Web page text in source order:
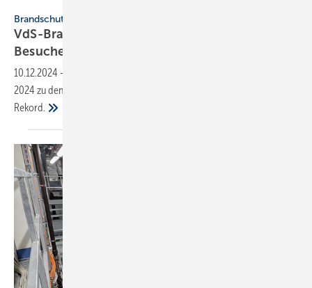
Brandschutz
VdS-Brand­Schutz­Tage 2024: neuer
Besucher­rekord
10.12.2024 -
2024 zu den VdS-BrandSchutzTagen auf die Koelnmesse. Ein neuer
Rekord.